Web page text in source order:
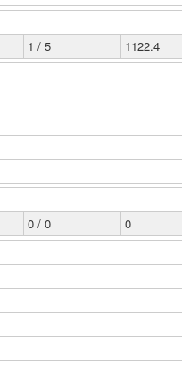
1 / 5 1122.4
0 / 0 0